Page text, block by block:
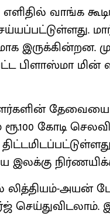
வாங்க
இருக்கின்றன.
பிளாஸ்மா
கோடி
அயன்